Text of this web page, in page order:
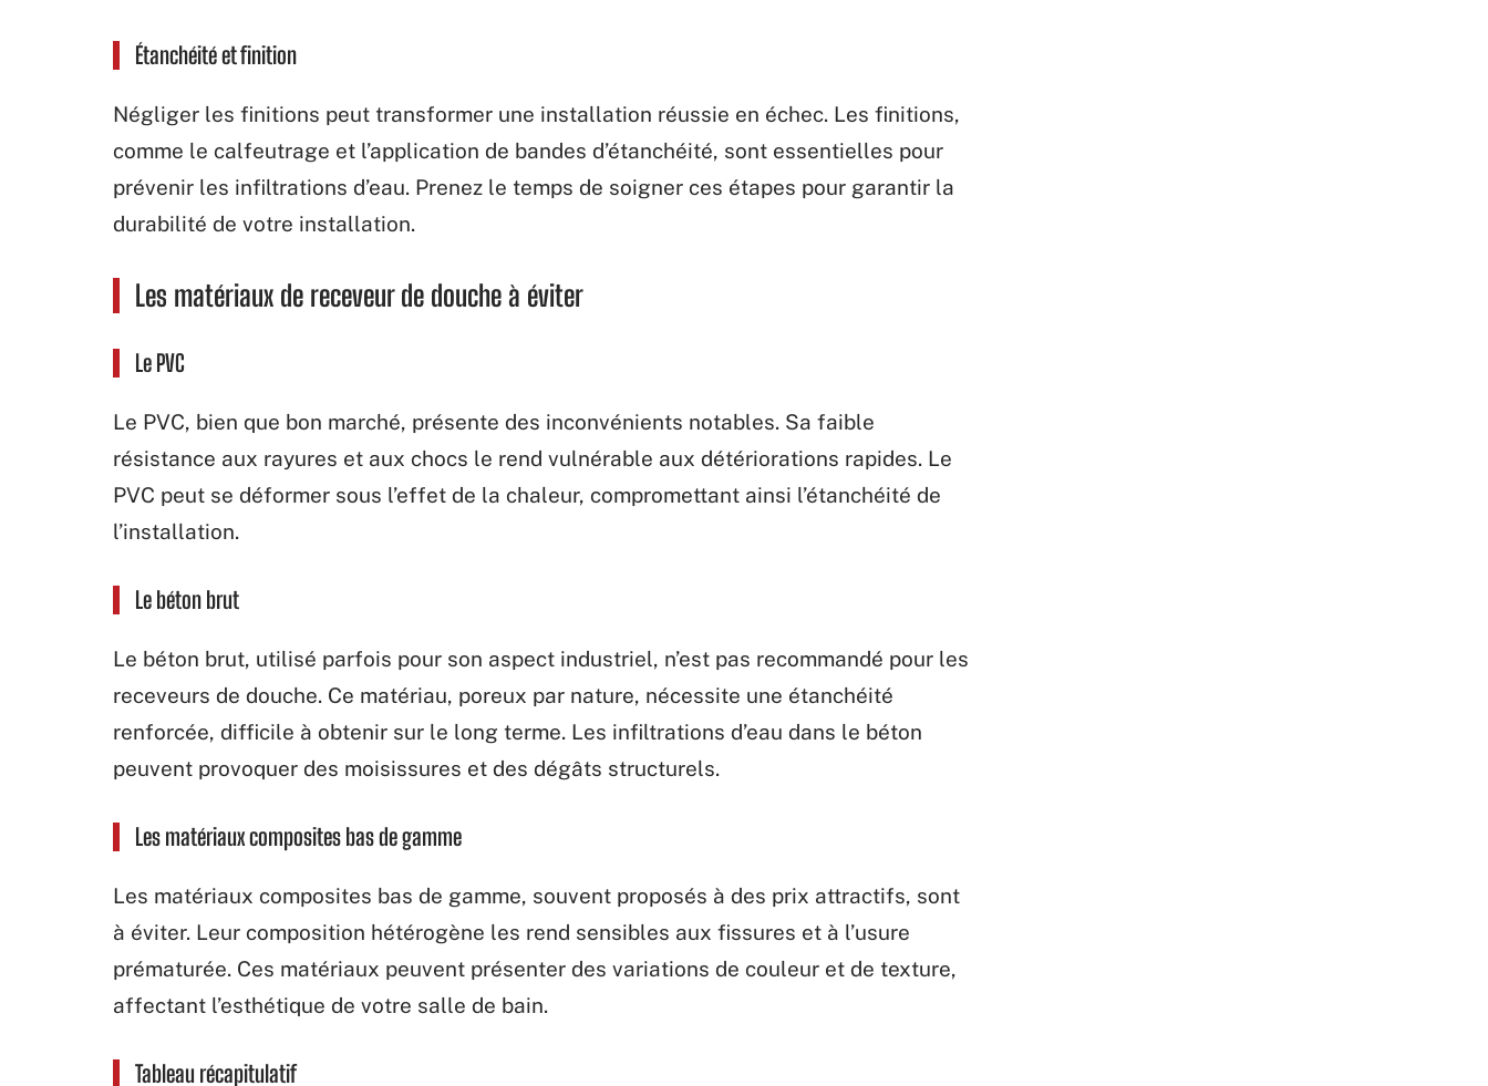
Étanchéité et finition
Négliger les finitions peut transformer une installation réussie en échec. Les finitions,
comme le calfeutrage et l’application de bandes d’étanchéité, sont essentielles pour
prévenir les infiltrations d’eau. Prenez le temps de soigner ces étapes pour garantir la
durabilité de votre installation.
Les matériaux de receveur de douche à éviter
Le PVC
Le PVC, bien que bon marché, présente des inconvénients notables. Sa faible
résistance aux rayures et aux chocs le rend vulnérable aux détériorations rapides. Le
PVC peut se déformer sous l’effet de la chaleur, compromettant ainsi l’étanchéité de
l’installation.
Le béton brut
Le béton brut, utilisé parfois pour son aspect industriel, n’est pas recommandé pour les
receveurs de douche. Ce matériau, poreux par nature, nécessite une étanchéité
renforcée, difficile à obtenir sur le long terme. Les infiltrations d’eau dans le béton
peuvent provoquer des moisissures et des dégâts structurels.
Les matériaux composites bas de gamme
Les matériaux composites bas de gamme, souvent proposés à des prix attractifs, sont
à éviter. Leur composition hétérogène les rend sensibles aux fissures et à l’usure
prématurée. Ces matériaux peuvent présenter des variations de couleur et de texture,
affectant l’esthétique de votre salle de bain.
Tableau récapitulatif